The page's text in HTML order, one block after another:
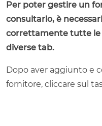
Per poter gestire un
consultarlo, è
correttamente tutte le
diverse tab.
Dopo aver aggiunto e
fornitore, cliccare sul